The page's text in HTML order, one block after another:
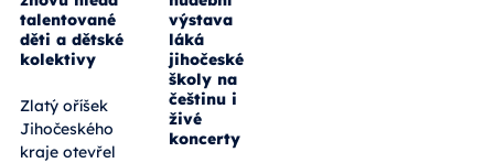
talentované
děti a dětské
kolektivy
Zlatý oříšek
Jihočeského
kraje otevřel
výstava
láká
jihočeské
školy na
češtinu i
živé
koncerty